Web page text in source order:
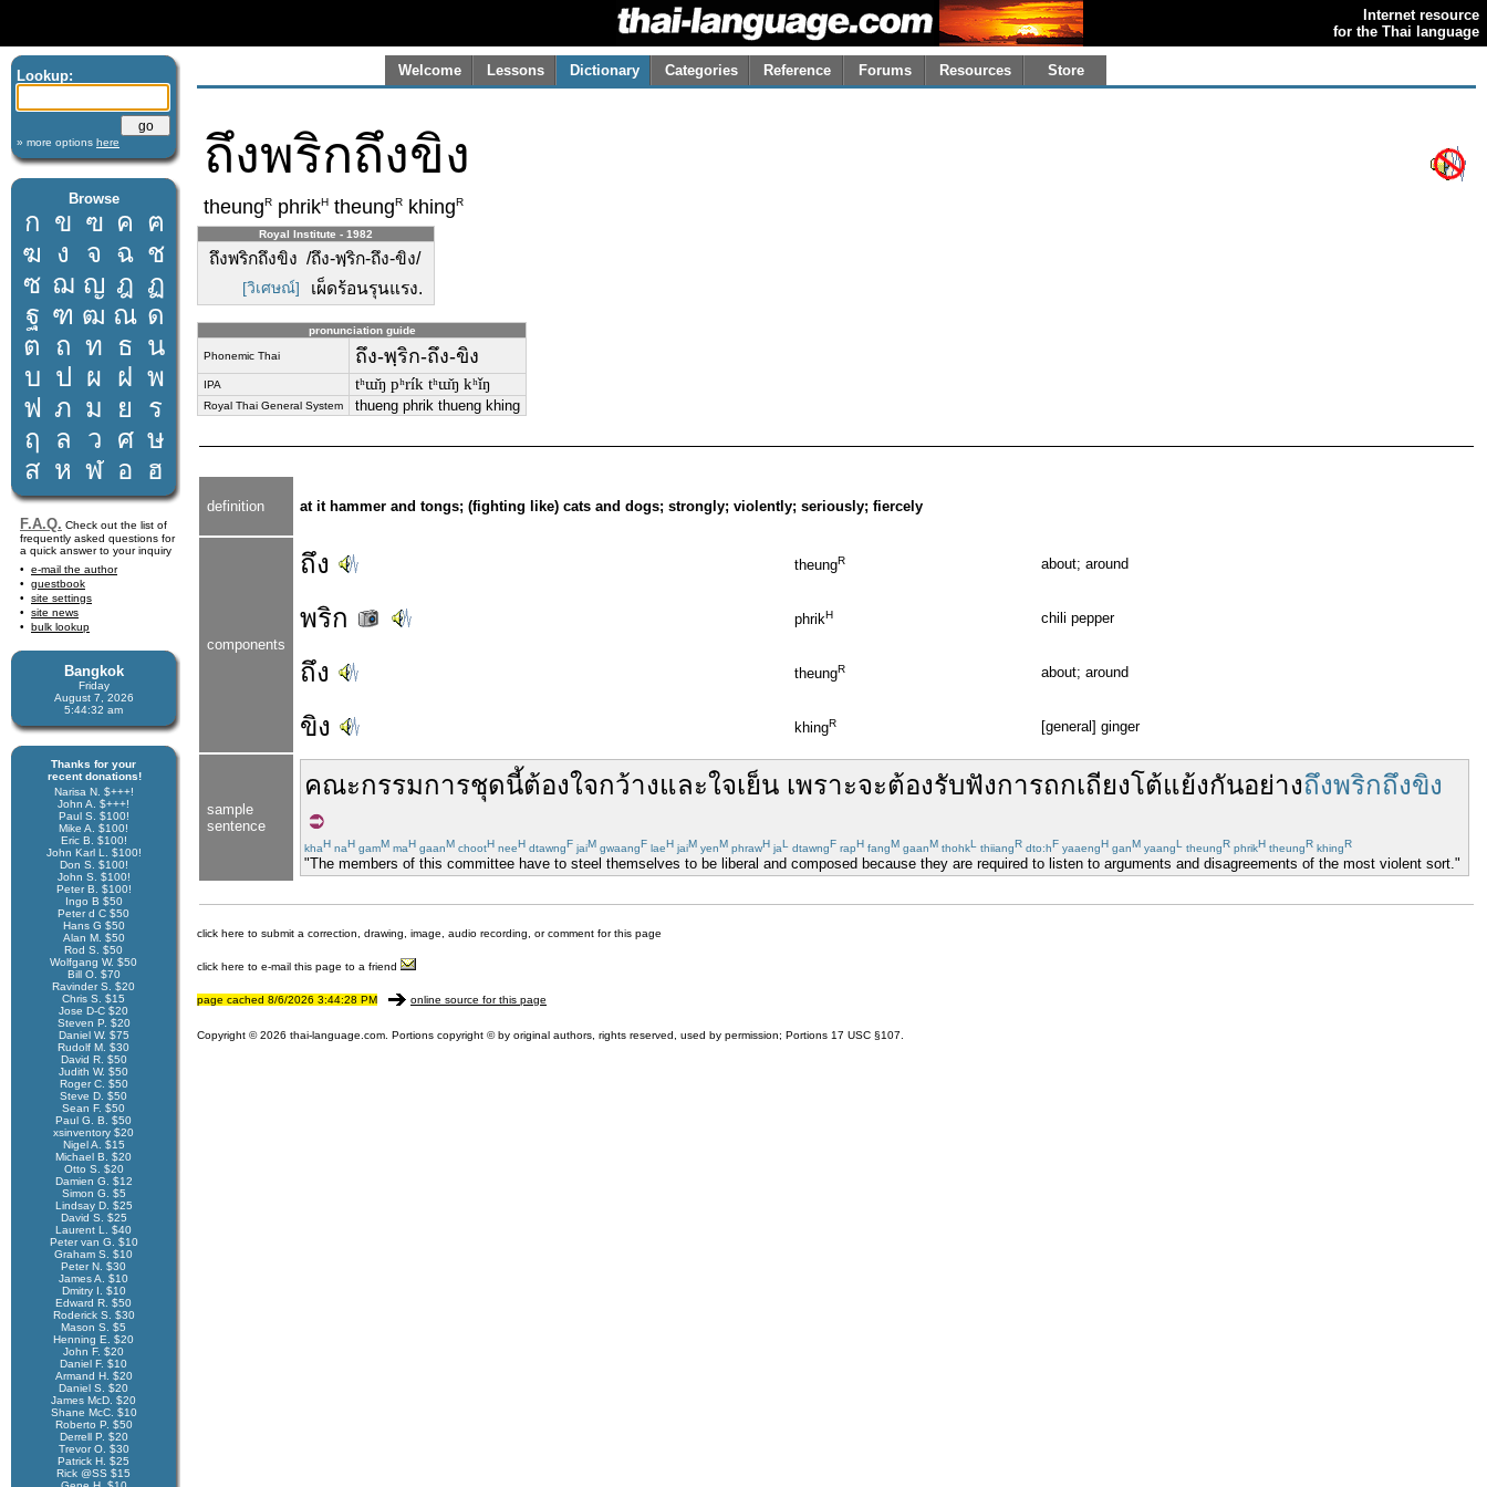
Internet resource
for the Thai language
Lookup:
» more options here
Browse
ก ข ฃ ค ฅ
ฆ ง จ ฉ ช
ซ ฌ ญ ฎ ฏ
ฐ ฑ ฒ ณ ด
ต ถ ท ธ น
บ ป ผ ฝ พ
ฟ ภ ม ย
ร
ฤ
ล ว ศ ษ
ส ห ฬ อ ฮ
F.A.Q. Check out the list of
frequently asked questions for
a quick answer to your inquiry
e-mail the author
guestbook
site settings
site news
bulk lookup
Bangkok
Friday
August 7, 2026
5:44:32 am
Thanks for your
recent donations!
Narisa N. $+++!
John A. $+++!
Paul S. $100!
Mike A. $100!
Eric B. $100!
John Karl L. $100!
Don S. $100!
John S. $100!
Peter B. $100!
Ingo B $50
Peter d C $50
Hans G $50
Alan M. $50
Rod S. $50
Wolfgang W. $50
Bill O. $70
Ravinder S. $20
Chris S. $15
Jose D-C $20
Steven P. $20
Daniel W. $75
Rudolf M. $30
David R. $50
Judith W. $50
Roger C. $50
Steve D. $50
Sean F. $50
Paul G. B. $50
xsinventory $20
Nigel A. $15
Michael B. $20
Otto S. $20
Damien G. $12
Simon G. $5
Lindsay D. $25
David S. $25
Laurent L. $40
Peter van G. $10
Graham S. $10
Peter N. $30
James A. $10
Dmitry I. $10
Edward R. $50
Roderick S. $30
Mason S. $5
Henning E. $20
John F. $20
Daniel F. $10
Armand H. $20
Daniel S. $20
James McD. $20
Shane McC. $10
Roberto P. $50
Derrell P. $20
Trevor O. $30
Patrick H. $25
Rick @SS $15
Welcome Lessons Dictionary Categories Reference Forums Resources Store
ถึงพริกถึงขิง
theungR phrikH theungR khingR
Royal Institute - 1982
ถึงพริกถึงขิง /ถึง-พฺริก-ถึง-ขิง/
[วิเศษณ์] เผ็ดร้อนรุนแรง.
pronunciation guide
Phonemic Thai ถึง-พฺริก-ถึง-ขิง
IPA tʰɯ̌ŋ pʰrík tʰɯ̌ŋ kʰǐŋ
Royal Thai General System thueng phrik thueng khing
definition at it hammer and tongs; (fighting like) cats and dogs; strongly; violently; seriously; fiercely
components
ถึง theungR about; around
พริก phrikH chili pepper
ถึง theungR about; around
ขิง khingR [general] ginger
sample
sentence
คณะกรรมการชุดนี้ต้องใจกว้างและใจเย็น เพราะจะต้องรับฟังการถกเถียงโต้แย้งกันอย่างถึงพริกถึงขิง
khaH naH gamM maH gaanM chootH neeH dtawngF jaiM gwaangF laeH jaiM yenM phrawH jaL dtawngF rapH fangM gaanM thohkL thiiangR dto:hF yaaengH ganM yaangL theungR phrikH theungR khingR
"The members of this committee have to steel themselves to be liberal and composed because they are required to listen to arguments and disagreements of the most violent sort."
click here to submit a correction, drawing, image, audio recording, or comment for this page
click here to e-mail this page to a friend
page cached 8/6/2026 3:44:28 PM online source for this page
Copyright © 2026 thai-language.com. Portions copyright © by original authors, rights reserved, used by permission; Portions 17 USC §107